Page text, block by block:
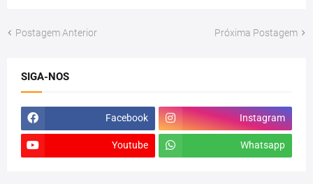
Postagem Anterior Próxima Postagem
SIGA-NOS
Facebook Instagram
Youtube Whatsapp